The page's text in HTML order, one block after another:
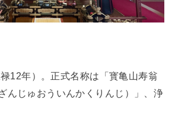
12年）。正式名称は「寳亀山寿翁
んじゅおういんかくりんじ）」、浄